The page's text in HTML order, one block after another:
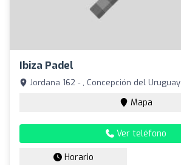
Ibiza Padel
Jordana 162 - , Concepción del Uruguay
Mapa
Ver teléfono
Horario